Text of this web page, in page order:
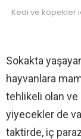
Kedi ve köpekler
Sokakta
hayvanlara
tehlikeli olan
yiyecekler de
taktirde, iç